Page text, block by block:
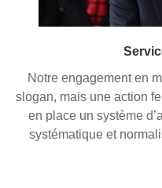
Notre engagement en
slogan, mais une action
en place un système
systématique et